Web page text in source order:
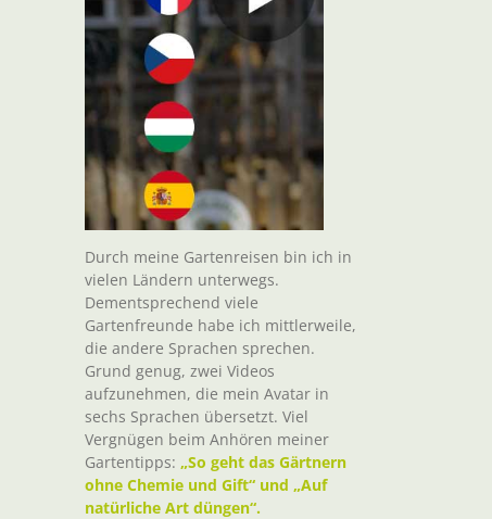
Durch meine Gartenreisen bin ich in
vielen Ländern unterwegs.
Dementsprechend viele
Gartenfreunde habe ich mittlerweile,
die andere Sprachen sprechen.
Grund genug, zwei Videos
aufzunehmen, die mein Avatar in
sechs Sprachen übersetzt. Viel
Vergnügen beim Anhören meiner
Gartentipps: „So geht das Gärtnern
ohne Chemie und Gift“ und „Auf
natürliche Art düngen“.